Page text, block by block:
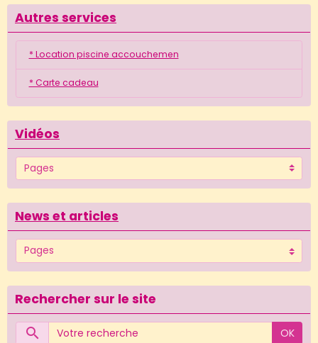
Autres services
* Location piscine accouchemen
* Carte cadeau
Vidéos
News et articles
Rechercher sur le site
OK